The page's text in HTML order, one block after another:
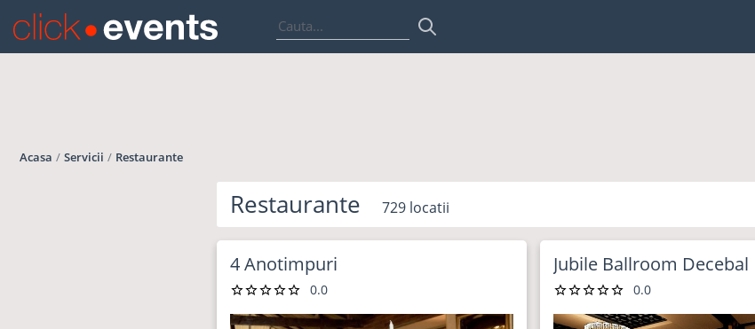
Acasa Servicii Restaurante
Restaurante 729locatii
4 Anotimpuri
0.0
Jubile Ballroom Decebal
0.0